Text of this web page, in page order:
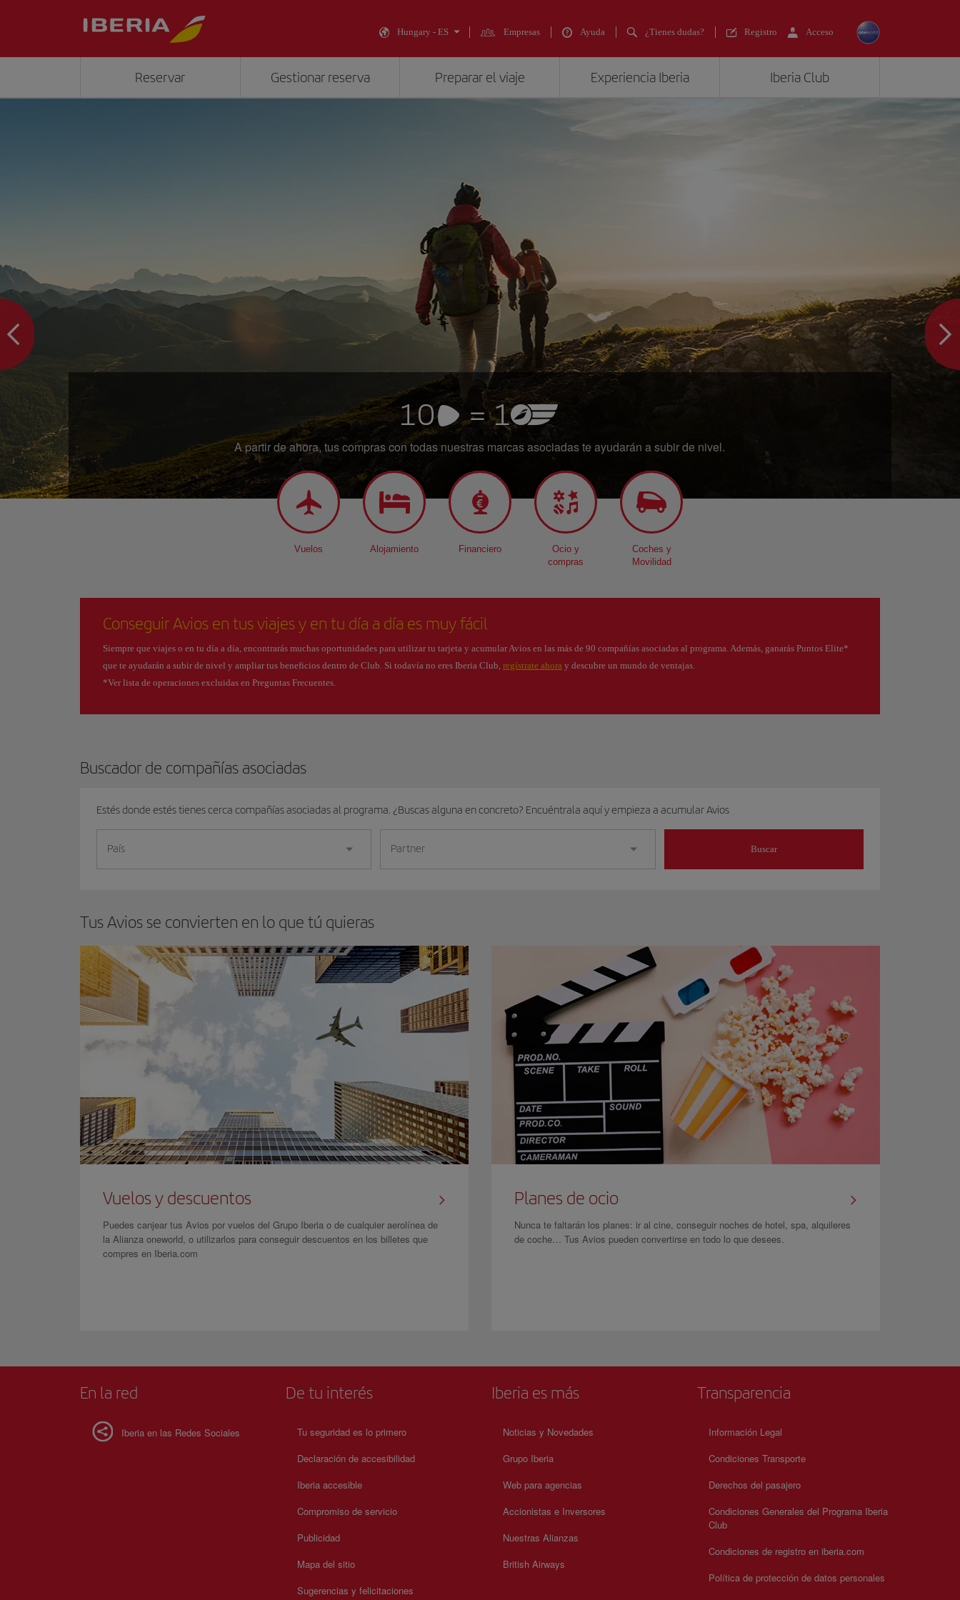
Hungary - ES Empresas Ayuda ¿Tienes dudas? Registro Acceso
Reservar Gestionar reserva Preparar el viaje Experiencia Iberia
Iberia Club
A partir de ahora, tus compras con todas nuestras marcas asociadas te ayudarán a subir de nivel.
Vuelos Alojamiento Financiero
Ocio y
compras
Coches y
Movilidad
Conseguir Avios en tus viajes y en tu día a día es muy fácil
Siempre que viajes o en tu día a día, encontrarás muchas oportunidades para utilizar tu tarjeta y acumular Avios en las más de 90 compañías asociadas al programa. Además, ganarás Puntos Elite*
que te ayudarán a subir de nivel y ampliar tus beneficios dentro de Club. Si todavía no eres Iberia Club, regístrate ahora y descubre un mundo de ventajas.
*Ver lista de operaciones excluidas en Preguntas Frecuentes.
Buscador de compañías asociadas
Estés donde estés tienes cerca compañías asociadas al programa. ¿Buscas alguna en concreto? Encuéntrala aquí y empieza a acumular Avios
País Partner Buscar
Tus Avios se convierten en lo que tú quieras
Vuelos y descuentos
Puedes canjear tus Avios por vuelos del Grupo Iberia o de cualquier aerolínea de
la Alianza oneworld, o utilizarlos para conseguir descuentos en los billetes que
compres en Iberia.com
Planes de ocio
Nunca te faltarán los planes: ir al cine, conseguir noches de hotel, spa, alquileres
de coche… Tus Avios pueden convertirse en todo lo que desees.
En la red
Iberia en las Redes Sociales
De tu interés
Tu seguridad es lo primero
Declaración de accesibilidad
Iberia accesible
Compromiso de servicio
Publicidad
Mapa del sitio
Sugerencias y felicitaciones
Iberia es más
Noticias y Novedades
Grupo Iberia
Web para agencias
Accionistas e Inversores
Nuestras Alianzas
British Airways
Transparencia
Información Legal
Condiciones Transporte
Derechos del pasajero
Condiciones Generales del Programa Iberia
Club
Condiciones de registro en iberia.com
Política de protección de datos personales